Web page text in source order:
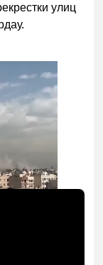
улиц